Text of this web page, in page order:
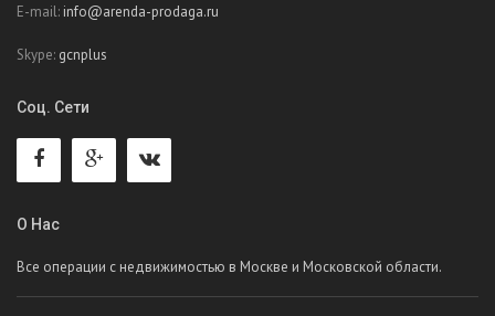
E-mail: info@arenda-prodaga.ru
Skype: gcnplus
Соц. Сети
О Нас
Все операции с недвижимостью в Москве и Московской области.